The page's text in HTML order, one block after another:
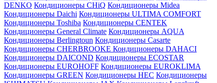
DENKO Кондиционеры CHiQ Кондиционеры Midea
Кондиционеры Daichi Кондиционеры ULTIMA COMFORT
Кондиционеры Toshiba Кондиционеры CENTEK
Кондиционеры General Climate Кондиционеры AQUA
Кондиционеры Berlingtoun Кондиционеры Casarte
Кондиционеры CHERBROOKE Кондиционеры DAHACI
Кондиционеры DAICOND Кондиционеры ECOSTAR
Кондиционеры EUROHOFF Кондиционеры EUROKLIMA
Кондиционеры GREEN Кондиционеры HEC Кондиционеры